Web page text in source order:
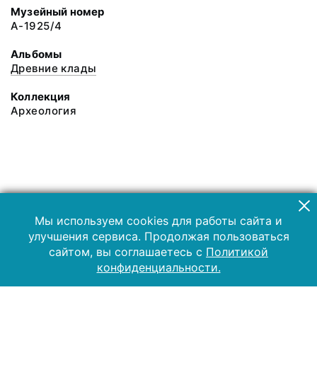
Музейный номер
А-1925/4
Альбомы
Древние клады
Коллекция
Археология
Мы используем cookies для работы сайта и
улучшения сервиса. Продолжая пользоваться
сайтом, вы соглашаетесь с Политикой
конфиденциальности.